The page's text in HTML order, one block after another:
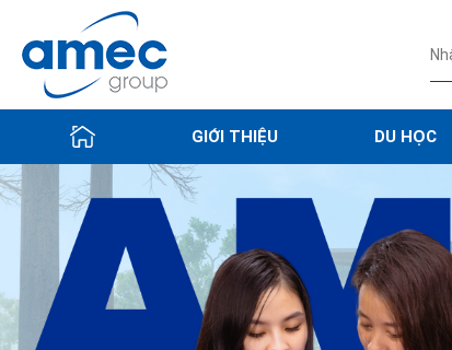
GIỚI THIỆU DU HỌC